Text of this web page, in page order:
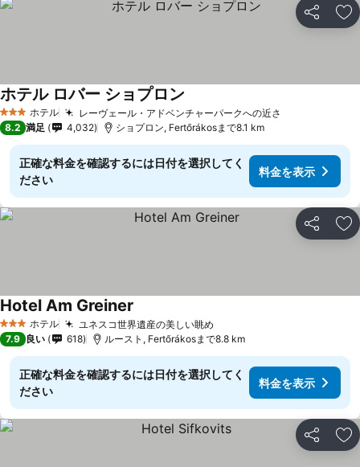
シェア お
3 ホテルのランク
ホテル レーヴェール・アドベンチャーパークへの近さ
ホテル ロバー ショプロン
8.2 満足 4,032 ショプロン, Fertőrákosまで8.1 km
正確な料金を確認するには日付を選択してく
ださい
料金を表示
シェア お
3 ホテルのランク
ホテル ユネスコ世界遺産の美しい眺め
Hotel Am Greiner
7.9 良い 618 ルースト, Fertőrákosまで8.8 km
正確な料金を確認するには日付を選択してく
ださい
料金を表示
シェア お